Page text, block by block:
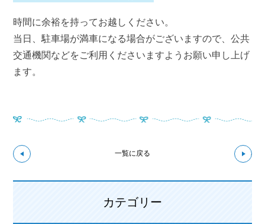
時間に余裕を持ってお越しください。
当日、駐車場が満車になる場合がございますので、公共
交通機関などをご利用くださいますようお願い申し上げ
ます。
↼前の記事へ 次
一覧に戻る
カテゴリー